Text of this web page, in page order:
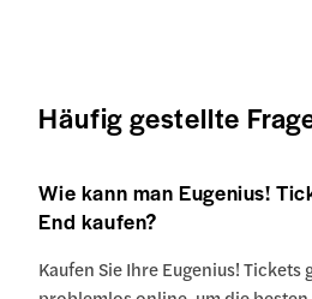
Häufig gestellte
Wie kann man Eugenius!
End kaufen?
Kaufen Sie Ihre Eugenius! Tickets